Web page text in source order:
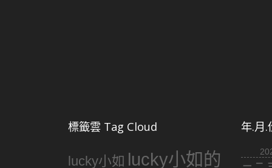
標籤雲 Tag Cloud
lucky小如 lucky小如的
年.月.